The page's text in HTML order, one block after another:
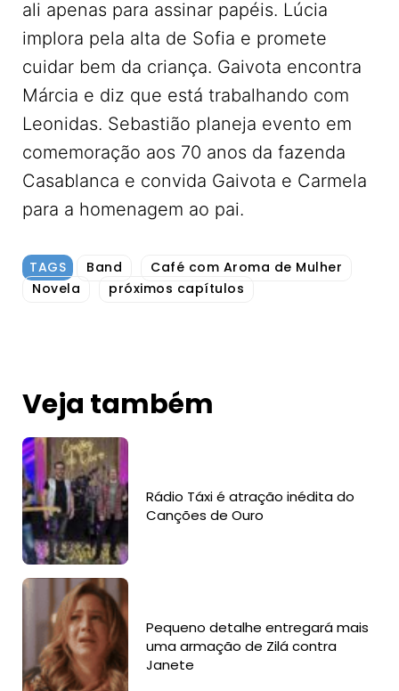
ali apenas para assinar papéis. Lúcia
implora pela alta de Sofia e promete
cuidar bem da criança. Gaivota encontra
Márcia e diz que está trabalhando com
Leonidas. Sebastião planeja evento em
comemoração aos 70 anos da fazenda
Casablanca e convida Gaivota e Carmela
para a homenagem ao pai.
TAGS Band
Café com Aroma de Mulher
Novela
próximos capítulos
Veja também
Rádio Táxi é atração inédita do
Canções de Ouro
Pequeno detalhe entregará mais
uma armação de Zilá contra
Janete